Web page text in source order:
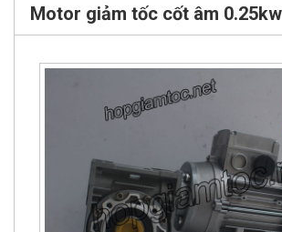
Motor giảm tốc cốt âm